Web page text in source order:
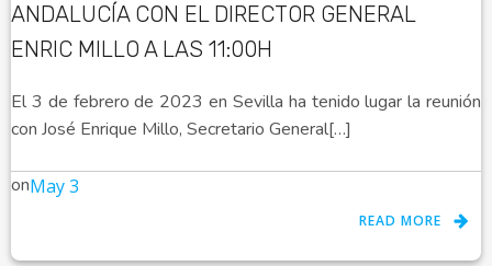
ANDALUCÍA CON EL DIRECTOR GENERAL
ENRIC MILLO A LAS 11:00H
El 3 de febrero de 2023 en Sevilla ha tenido lugar la reunión
con José Enrique Millo, Secretario General[…]
onMay 3
READ MORE